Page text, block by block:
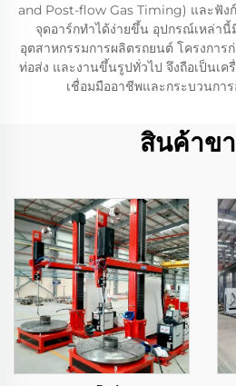
and Post-flow Gas Timing) และฟัง
จุดอาร์กทำได้ง่ายขึ้น อุปกรณ์เหล่า
อุตสาหกรรมการผลิตรถยนต์ โครงการ
ท่อส่ง และงานขึ้นรูปทั่วไป จึงถือเป็นเค
เชื่อมมืออาชีพและกระบวนกา
สินค้าข